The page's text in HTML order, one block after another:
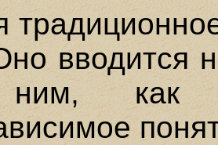
вводится
как